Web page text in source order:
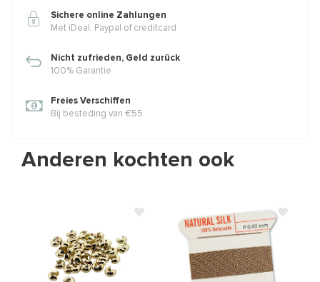
Sichere online Zahlungen
Met iDeal, Paypal of creditcard
Nicht zufrieden, Geld zurück
100% Garantie
Freies Verschiffen
Bij besteding van €55
Anderen kochten ook